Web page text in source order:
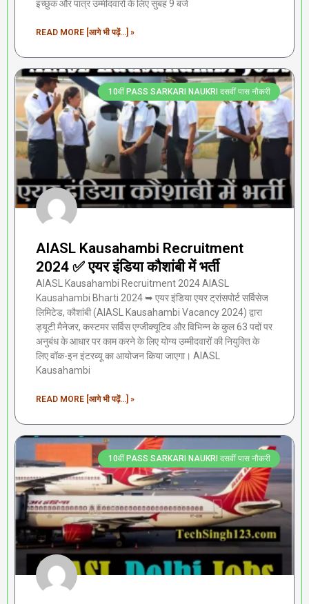
इच्छुक और पात्र उम्मीदवारों के लिए सुबह 9 बजे
READ MORE [आगे भी पढ़ें...] »
10वीं PASS SARKARI NAUKRI दसवीं पास नौकरी
AIASL Kausahambi Recruitment
2024 ✅ एयर इंडिया कौशांबी में भर्ती
AIASL Kausahambi Recruitment 2024 AIASL
Kausahambi Bharti 2024 ➥ एयर इंडिया एयर ट्रांसपोर्ट सर्विसेज
लिमिटेड, कौशांबी (AIASL Kausahambi Vacancy 2024) द्वारा
ड्यूटी मैनेजर, कस्टमर सर्विस एग्जीक्यूटिव और विभिन्न के कुल 63 पदों पर
अनुबंध के आधार पर काम करने के लिए योग्य उम्मीदवारों की नियुक्ति के
लिए वॉक-इन इंटरव्यू का आयोजन किया जाएगा। AIASL
Kausahambi
READ MORE [आगे भी पढ़ें...] »
10वीं PASS SARKARI NAUKRI दसवीं पास नौकरी